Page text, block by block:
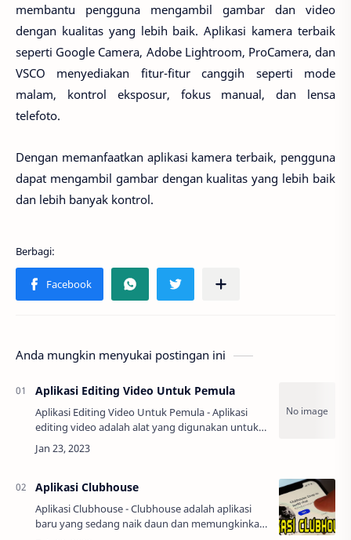
membantu pengguna mengambil gambar dan video
dengan kualitas yang lebih baik. Aplikasi kamera terbaik
seperti Google Camera, Adobe Lightroom, ProCamera, dan
VSCO menyediakan fitur-fitur canggih seperti mode
malam, kontrol eksposur, fokus manual, dan lensa
telefoto.
Dengan memanfaatkan aplikasi kamera terbaik, pengguna
dapat mengambil gambar dengan kualitas yang lebih baik
dan lebih banyak kontrol.
Anda mungkin menyukai postingan ini
Aplikasi Editing Video Untuk Pemula
Aplikasi Editing Video Untuk Pemula - Aplikasi
editing video adalah alat yang digunakan untuk
mengedit dan menambahkan efek pada video.
Ada banyak aplikasi editing video yang terse…
Aplikasi Clubhouse
Aplikasi Clubhouse - Clubhouse adalah aplikasi
baru yang sedang naik daun dan memungkinkan